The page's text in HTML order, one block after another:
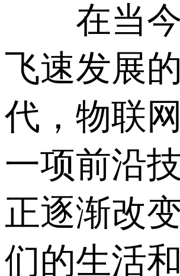
在当今
飞速发展
代，物联
一项前沿
正逐渐改
们的生活